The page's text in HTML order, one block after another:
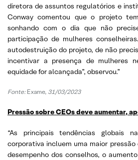
diretora de assuntos regulatórios e
Conway comentou que o projeto
sonhando com o dia que não
participação de mulheres
autodestruição do projeto, de não
incentivar a presença de mulheres
equidade for alcançada”, observou.”
Fonte: Exame, 31/03/2023
Pressão sobre CEOs deve aumentar,
“As principais tendências globais
corporativa incluem uma maior
desempenho dos conselhos, o